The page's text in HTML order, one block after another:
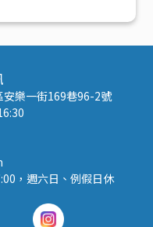
安樂一街169巷96-2號
，週六日、例假日休